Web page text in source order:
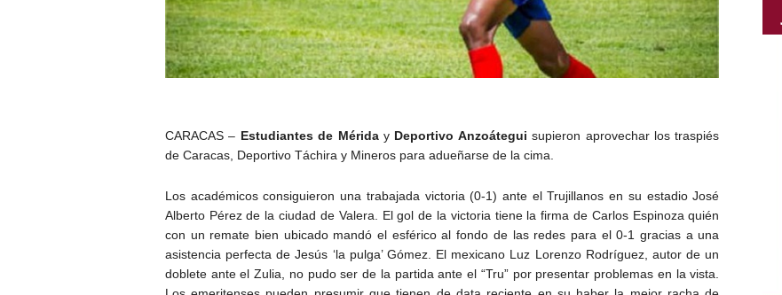
CARACAS – Estudiantes de Mériday Deportivo Anzoáteguisupieron aprovechar los traspiés
de Caracas, Deportivo Táchira y Mineros para adueñarse de la cima.
Los académicos consiguieron una trabajada victoria (0-1) ante el Trujillanos en su estadio José
Alberto Pérez de la ciudad de Valera. El gol de la victoria tiene la firma de Carlos Espinoza quién
con un remate bien ubicado mandó el esférico al fondo de las redes para el 0-1 gracias a una
asistencia perfecta de Jesús ‘la pulga’ Gómez. El mexicano Luz Lorenzo Rodríguez, autor de un
doblete ante el Zulia, no pudo ser de la partida ante el “Tru” por presentar problemas en la vista.